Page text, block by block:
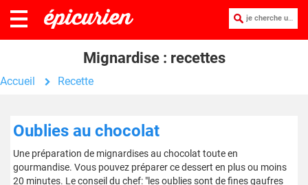
je cherche une recette :
Mignardise : recettes
Accueil Recette
Oublies au chocolat
Une préparation de mignardises au chocolat toute en
gourmandise. Vous pouvez préparer ce dessert en plus ou moins
20 minutes. Le conseil du chef: "les oublies sont de fines gaufres